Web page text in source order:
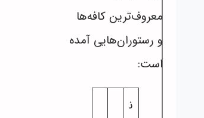
معروف‌ترین کافه‌ها
و رستوران‌هایی آمده
است:
ن